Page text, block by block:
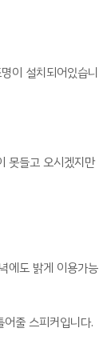
이 설치되어있습니
못들고 오시겠지만
에도 밝게 이용가능
줄 스피커입니다.